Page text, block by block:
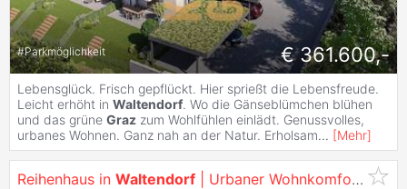
#Parkmöglichkeit € 361.600,-
Lebensglück. Frisch gepflückt. Hier sprießt die Lebensfreude.
Leicht erhöht in Waltendorf. Wo die Gänseblümchen blühen
und das grüne Graz zum Wohlfühlen einlädt. Genussvolles,
urbanes Wohnen. Ganz nah an der Natur. Erholsam... [Mehr]
Reihenhaus in Waltendorf | Urbaner Wohnkomfort mit Erdwärme.